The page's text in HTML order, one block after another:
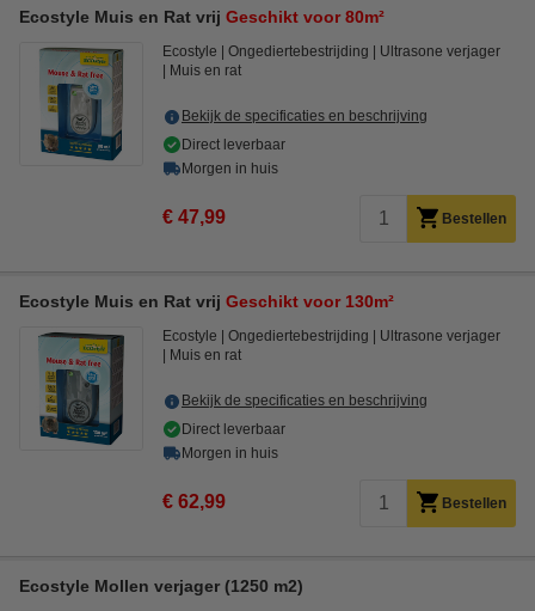
Ecostyle Muis en Rat vrij Geschikt voor 80m²
Ecostyle Ongediertebestrijding
Ultrasone verjager
Muis en rat
Bekijk de specificaties en beschrijving
Direct leverbaar
Morgen in huis
€ 47,99 Bestellen
Ecostyle Muis en Rat vrij Geschikt voor 130m²
Ecostyle Ongediertebestrijding
Ultrasone verjager
Muis en rat
Bekijk de specificaties en beschrijving
Direct leverbaar
Morgen in huis
€ 62,99 Bestellen
Ecostyle Mollen verjager (1250 m2)